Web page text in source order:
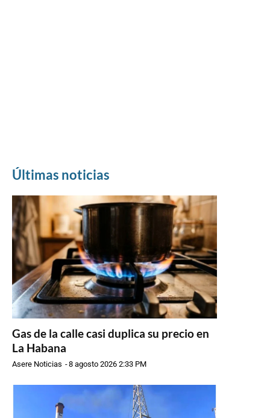
Últimas noticias
Gas de la calle casi duplica su precio en
La Habana
Asere Noticias -8 agosto 2026 2:33 PM